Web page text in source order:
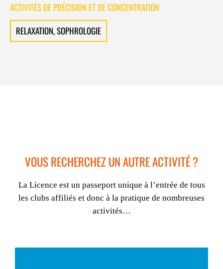
ACTIVITÉS DE PRÉCISION ET DE CONCENTRATION
RELAXATION, SOPHROLOGIE
VOUS RECHERCHEZ UN AUTRE ACTIVITÉ ?
La Licence est un passeport unique à l’entrée de tous
les clubs affiliés et donc à la pratique de nombreuses
activités…